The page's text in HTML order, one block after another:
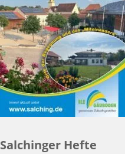
Salchinger Hefte